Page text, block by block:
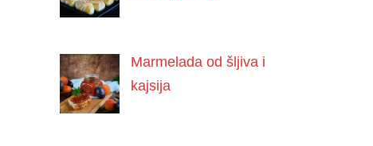
Marmelada od šljiva i
kajsija